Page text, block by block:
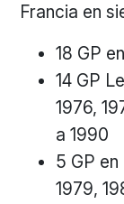
Francia en
18 GP
14 GP
1976,
a 1990
5 GP en
1979,